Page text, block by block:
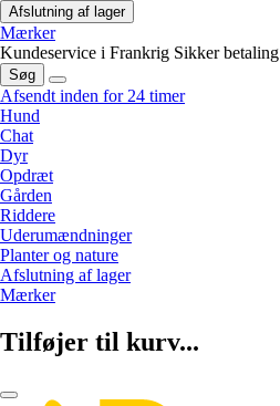
Afslutning af lager
Mærker
Kundeservice i Frankrig Sikker betaling
Søg
Afsendt inden for 24 timer
Hund
Chat
Dyr
Opdræt
Gården
Riddere
Uderumændninger
Planter og nature
Afslutning af lager
Mærker
Tilføjer til kurv...